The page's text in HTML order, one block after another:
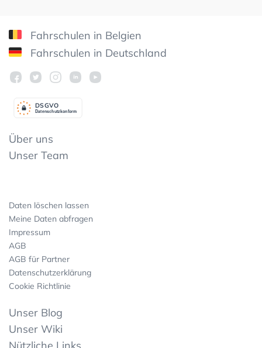
Fahrschulen in Belgien
Fahrschulen in Deutschland
Datenschutzkonform
DSGVO
Über uns
Unser Team
Daten löschen lassen
Meine Daten abfragen
Impressum
AGB
AGB für Partner
Datenschutzerklärung
Cookie Richtlinie
Unser Blog
Unser Wiki